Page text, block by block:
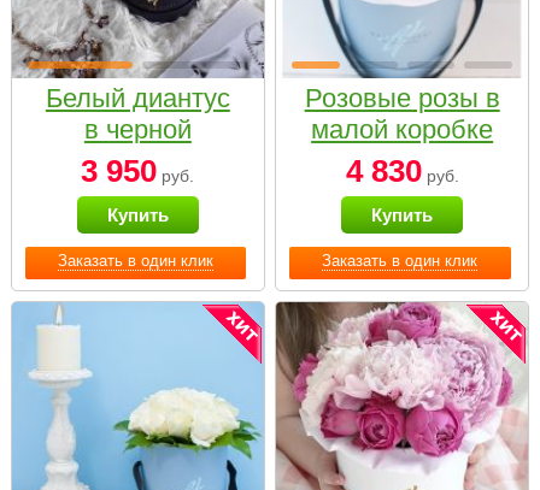
Заказать в один клик
Белый диантус
в черной
коробке Small
3 950 руб.
Купить
Заказать в один клик
Розовые розы в
малой коробке
4 830руб.
Купить